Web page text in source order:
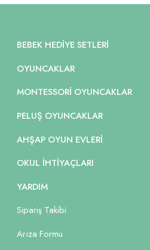
BEBEK HEDIYE SETLERI
OYUNCAKLAR
MONTESSORI OYUNCAKLAR
PELUŞ OYUNCAKLAR
AHŞAP OYUN EVLERI
OKUL İHTIYAÇLARI
YARDIM
Sipariş Takibi
Arıza Formu